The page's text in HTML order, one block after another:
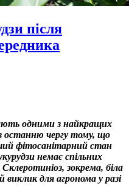
після
одними з найкращих
останню чергу тому, що
фітосанітарний стан
немає спільних
зокрема, біла
виклик для агронома у разі